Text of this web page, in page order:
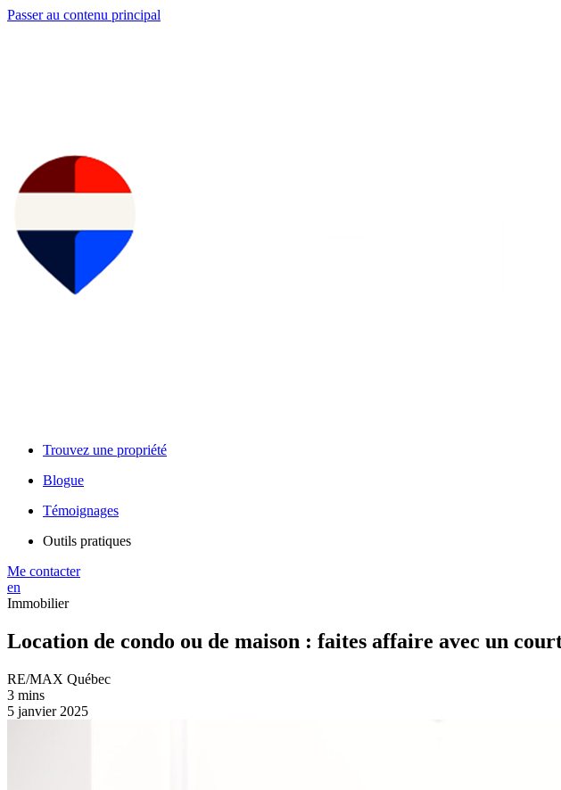
Passer au contenu principal
Trouvez une propriété
Blogue
Témoignages
Outils pratiques
Me contacter
en
Immobilier
Location de condo ou de maison : faites affaire avec un
RE/MAX Québec
3 mins
5 janvier 2025